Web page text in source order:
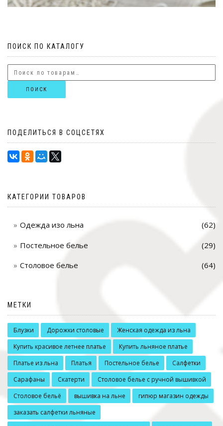
ПОИСК ПО КАТАЛОГУ
ПОИСК
ПОДЕЛИТЬСЯ В СОЦСЕТЯХ
КАТЕГОРИИ ТОВАРОВ
Одежда изо льна (62)
Постельное белье (29)
Столовое белье (64)
МЕТКИ
Блузки Дорожки столовые
Женская одежда из льна
Купить красивое летнее платье
Купить льняное платье
Платье из льна
Платья Постельное белье
Салфетки
Сарафаны
Скатерти
Столовое белье с ручной вышивкой
Столовое бельё
вышивка на льне
гипюр магазин одежды
заказать салфетки льняные